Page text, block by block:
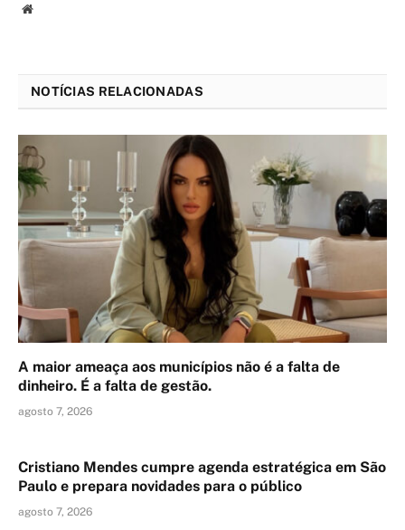
Website
NOTÍCIAS RELACIONADAS
A maior ameaça aos municípios não é a falta de
dinheiro. É a falta de gestão.
agosto 7, 2026
Cristiano Mendes cumpre agenda estratégica em São
Paulo e prepara novidades para o público
agosto 7, 2026